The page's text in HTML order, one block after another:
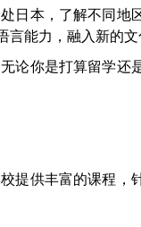
日本，了解不同地
能力，融入新的文
论你是打算留学还
提供丰富的课程，